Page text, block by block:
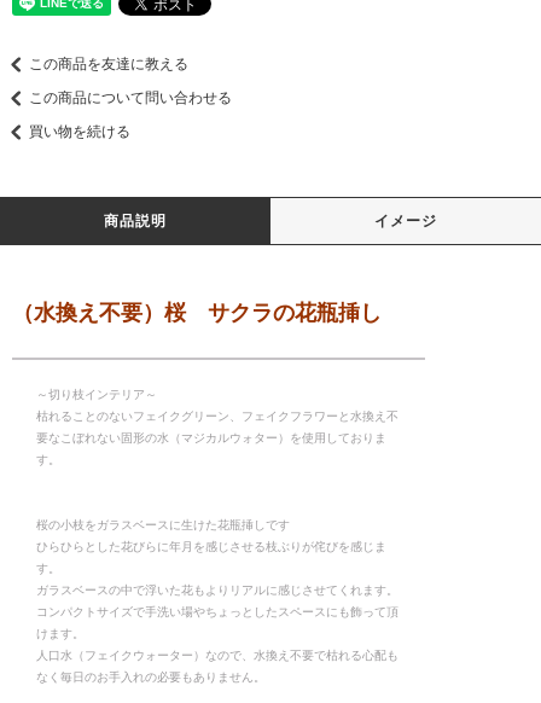
この商品を友達に教える
この商品について問い合わせる
買い物を続ける
商品説明 イメージ
（水換え不要）桜 サクラの花瓶挿し
～切り枝インテリア～
枯れることのないフェイクグリーン、フェイクフラワーと水換え不
要なこぼれない固形の水（マジカルウォター）を使用しておりま
す。
桜の小枝をガラスベースに生けた花瓶挿しです
ひらひらとした花びらに年月を感じさせる枝ぶりが侘びを感じま
す。
ガラスベースの中で浮いた花もよりリアルに感じさせてくれます。
コンパクトサイズで手洗い場やちょっとしたスペースにも飾って頂
けます。
人口水（フェイクウォーター）なので、水換え不要で枯れる心配も
なく毎日のお手入れの必要もありません。